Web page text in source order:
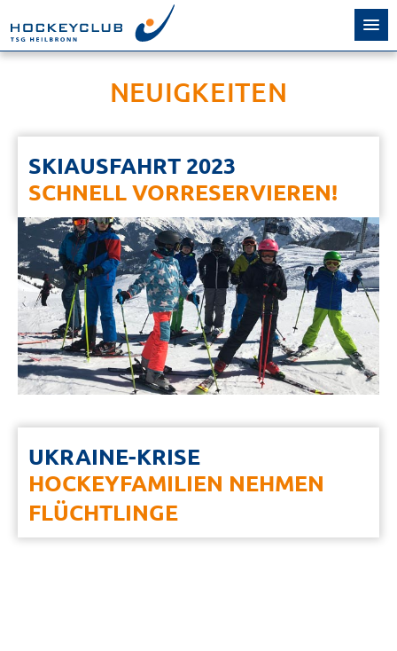
NEUIGKEITEN
SKIAUSFAHRT 2023
SCHNELL VORRESERVIEREN!
UKRAINE-KRISE
HOCKEYFAMILIEN NEHMEN
FLÜCHTLINGE